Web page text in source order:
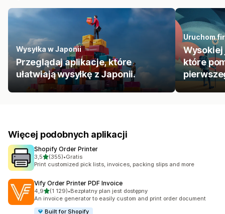
Wysyłka w Japonii
Przeglądaj aplikacje, które
ułatwiają wysyłkę z Japonii.
Uruchom
które
Więcej podobnych aplikacji
Shopify Order Printer
3,5na 5 gwiazdek
(355)
Łączna liczba recenzji: 355
•Gratis
Print customized pick lists, invoices, packing slips and more
Vify Order Printer PDF Invoice
4,9na 5 gwiazdek
(1 129)
Łączna liczba recenzji: 1129
•Bezpłatny plan jest dostępny
An invoice generator to easily custom and print order document
Built for Shopify